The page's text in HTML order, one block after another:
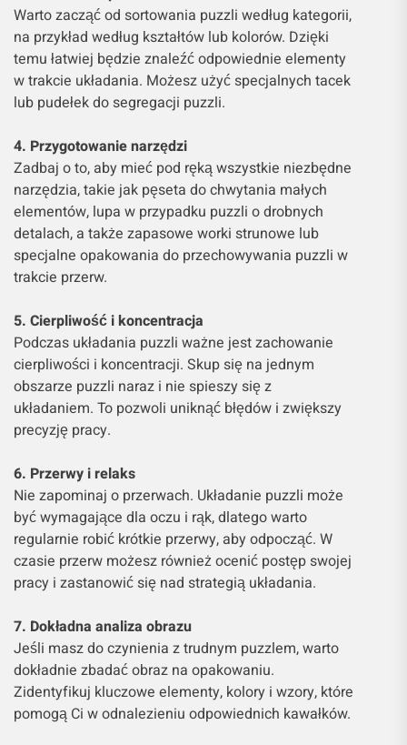
Warto zacząć od sortowania puzzli według kategorii,
na przykład według kształtów lub kolorów. Dzięki
temu łatwiej będzie znaleźć odpowiednie elementy
w trakcie układania. Możesz użyć specjalnych tacek
lub pudełek do segregacji puzzli.
4. Przygotowanie narzędzi
Zadbaj o to, aby mieć pod ręką wszystkie niezbędne
narzędzia, takie jak pęseta do chwytania małych
elementów, lupa w przypadku puzzli o drobnych
detalach, a także zapasowe worki strunowe lub
specjalne opakowania do przechowywania puzzli w
trakcie przerw.
5. Cierpliwość i koncentracja
Podczas układania puzzli ważne jest zachowanie
cierpliwości i koncentracji. Skup się na jednym
obszarze puzzli naraz i nie spieszy się z
układaniem. To pozwoli uniknąć błędów i zwiększy
precyzję pracy.
6. Przerwy i relaks
Nie zapominaj o przerwach. Układanie puzzli może
być wymagające dla oczu i rąk, dlatego warto
regularnie robić krótkie przerwy, aby odpocząć. W
czasie przerw możesz również ocenić postęp swojej
pracy i zastanowić się nad strategią układania.
7. Dokładna analiza obrazu
Jeśli masz do czynienia z trudnym puzzlem, warto
dokładnie zbadać obraz na opakowaniu.
Zidentyfikuj kluczowe elementy, kolory i wzory, które
pomogą Ci w odnalezieniu odpowiednich kawałków.